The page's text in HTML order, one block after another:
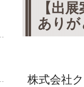
【出
あり
株式会社